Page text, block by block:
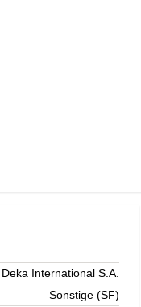
Deka International S.A.
Sonstige (SF)